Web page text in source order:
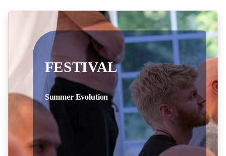
FESTIVAL
Summer Evolution